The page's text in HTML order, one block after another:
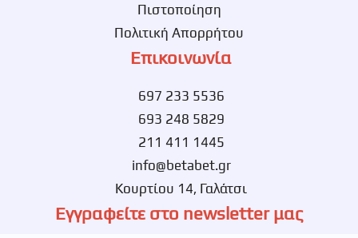
Πιστοποίηση
Πολιτική Απορρήτου
Επικοινωνία
697 233 5536
693 248 5829
211 411 1445
info@betabet.gr
Κουρτίου 14, Γαλάτσι
Εγγραφείτε στο newsletter μας